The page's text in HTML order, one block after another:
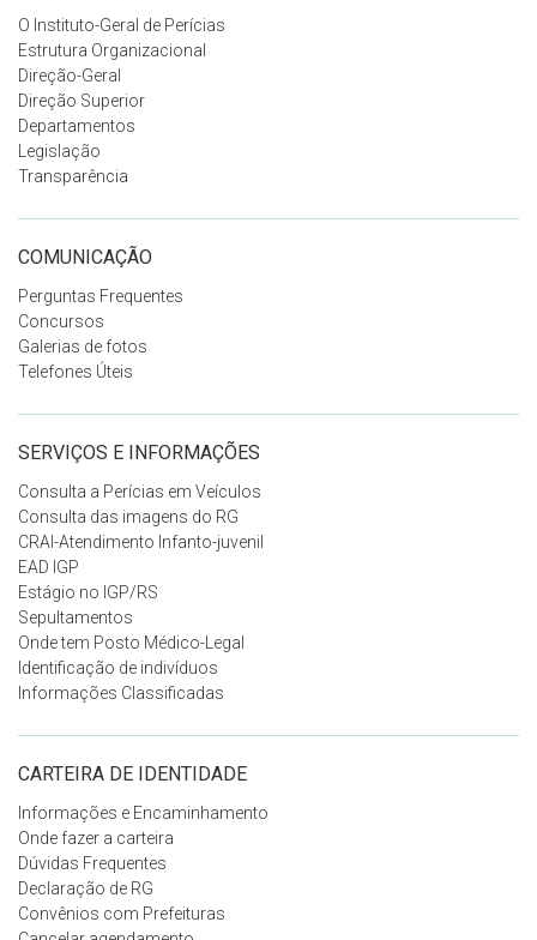
O Instituto-Geral de Perícias
Estrutura Organizacional
Direção-Geral
Direção Superior
Departamentos
Legislação
Transparência
COMUNICAÇÃO
Perguntas Frequentes
Concursos
Galerias de fotos
Telefones Úteis
SERVIÇOS E INFORMAÇÕES
Consulta a Perícias em Veículos
Consulta das imagens do RG
CRAI-Atendimento Infanto-juvenil
EAD IGP
Estágio no IGP/RS
Sepultamentos
Onde tem Posto Médico-Legal
Identificação de indivíduos
Informações Classificadas
CARTEIRA DE IDENTIDADE
Informações e Encaminhamento
Onde fazer a carteira
Dúvidas Frequentes
Declaração de RG
Convênios com Prefeituras